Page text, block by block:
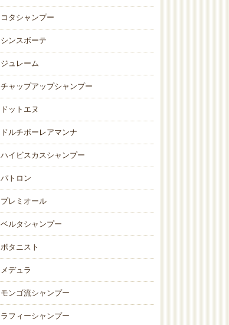
コタシャンプー
シンスボーテ
ジュレーム
チャップアップシャンプー
ドットエヌ
ドルチボーレアマンナ
ハイビスカスシャンプー
パトロン
プレミオール
ベルタシャンプー
ボタニスト
メデュラ
モンゴ流シャンプー
ラフィーシャンプー